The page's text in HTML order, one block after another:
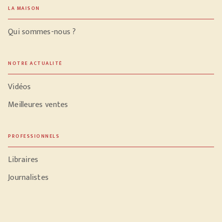
LA MAISON
Qui sommes-nous ?
NOTRE ACTUALITÉ
Vidéos
Meilleures ventes
PROFESSIONNELS
Libraires
Journalistes